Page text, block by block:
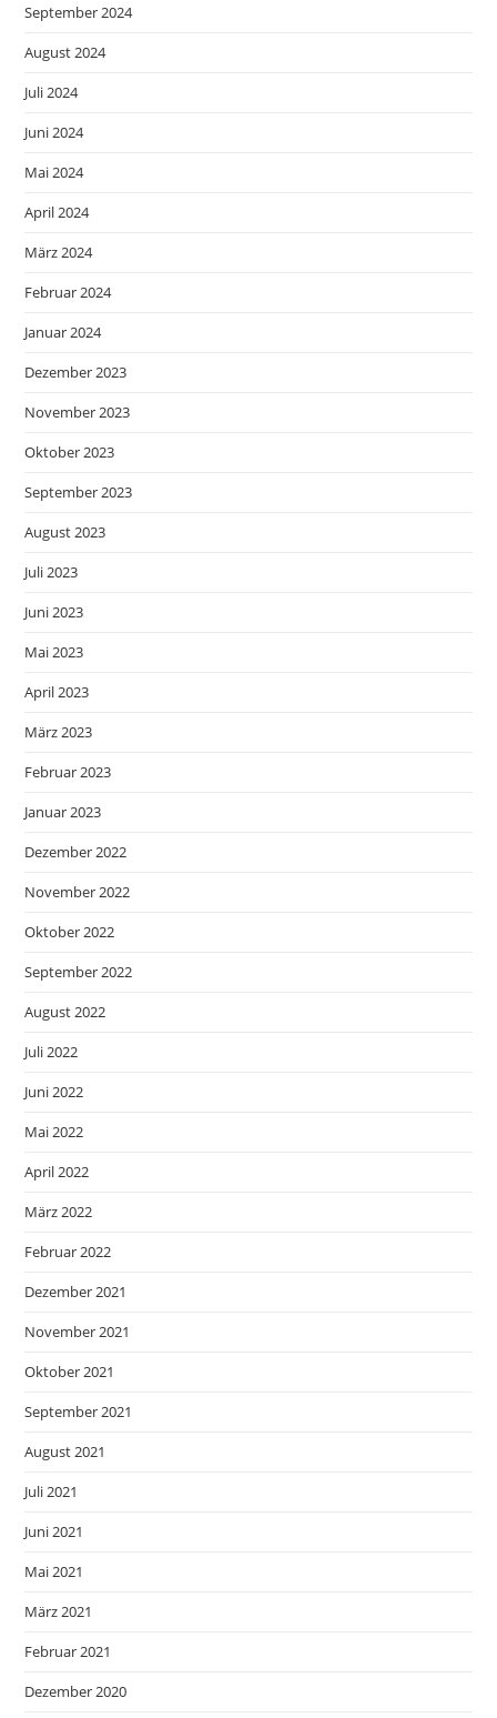
September 2024
August 2024
Juli 2024
Juni 2024
Mai 2024
April 2024
März 2024
Februar 2024
Januar 2024
Dezember 2023
November 2023
Oktober 2023
September 2023
August 2023
Juli 2023
Juni 2023
Mai 2023
April 2023
März 2023
Februar 2023
Januar 2023
Dezember 2022
November 2022
Oktober 2022
September 2022
August 2022
Juli 2022
Juni 2022
Mai 2022
April 2022
März 2022
Februar 2022
Dezember 2021
November 2021
Oktober 2021
September 2021
August 2021
Juli 2021
Juni 2021
Mai 2021
März 2021
Februar 2021
Dezember 2020